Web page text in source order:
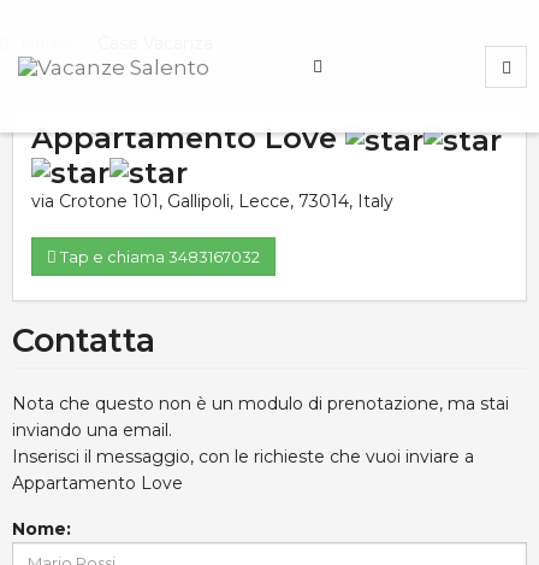
Appartamento Love
via Crotone 101, Gallipoli, Lecce, 73014, Italy
Tap e chiama 3483167032
Contatta
Nota che questo non è un modulo di prenotazione, ma stai
inviando una email.
Inserisci il messaggio, con le richieste che vuoi inviare a
Appartamento Love
Nome: